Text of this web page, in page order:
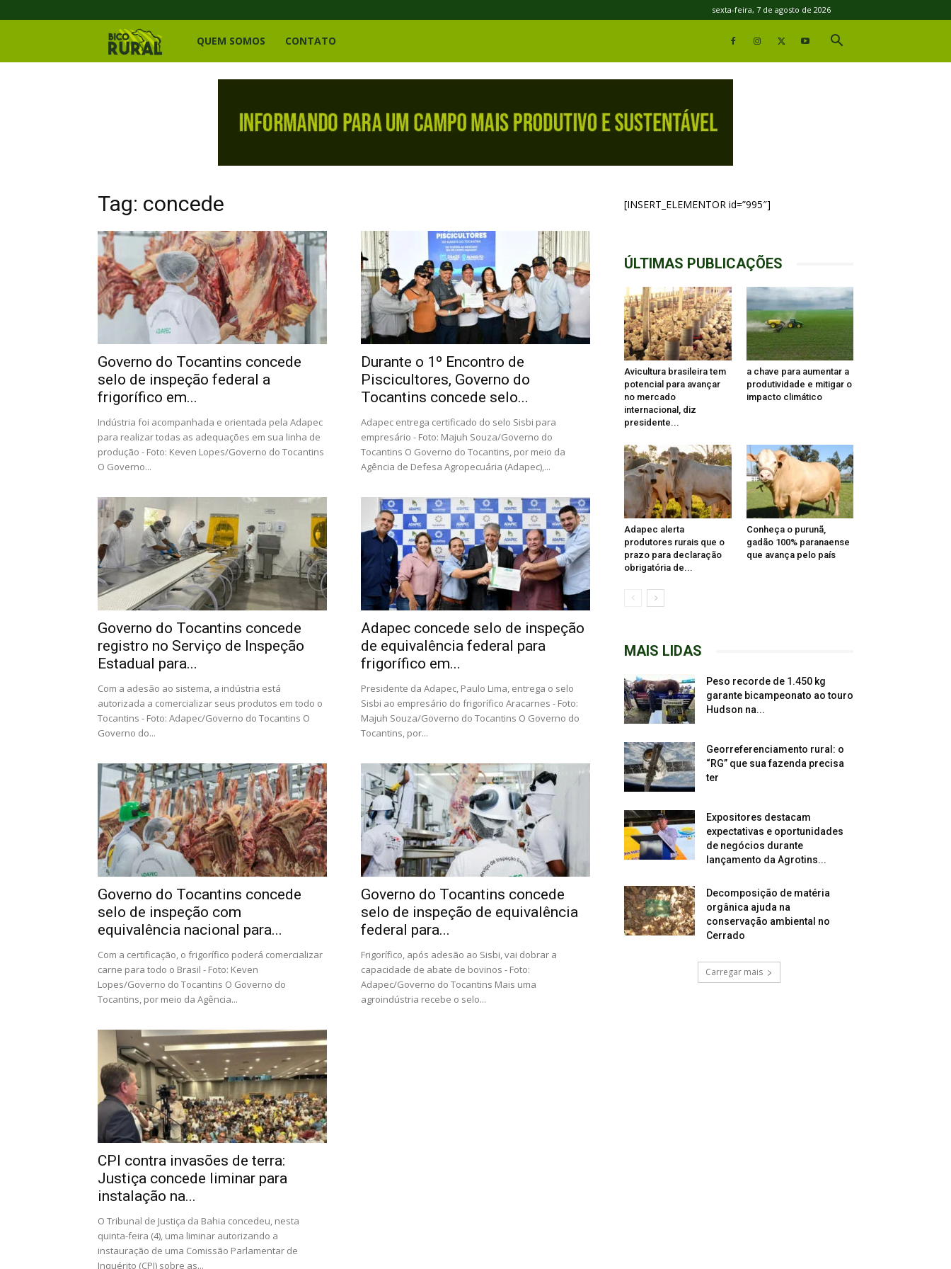
sexta-feira, 7 de agosto de 2026
Bico
QUEM SOMOS CONTATO
Tag: concede
Governo do Tocantins concede
selo de inspeção federal a
frigorífico em...
Indústria foi acompanhada e orientada pela Adapec
para realizar todas as adequações em sua linha de
produção - Foto: Keven Lopes/Governo do Tocantins
O Governo...
Durante o 1º Encontro de
Piscicultores, Governo do
Tocantins concede selo...
Adapec entrega certificado do selo Sisbi para
empresário - Foto: Majuh Souza/Governo do
Tocantins O Governo do Tocantins, por meio da
Agência de Defesa Agropecuária (Adapec),...
Governo do Tocantins concede
registro no Serviço de Inspeção
Estadual para...
Com a adesão ao sistema, a indústria está
autorizada a comercializar seus produtos em todo o
Tocantins - Foto: Adapec/Governo do Tocantins O
Governo do...
Adapec concede selo de inspeção
de equivalência federal para
frigorífico em...
Presidente da Adapec, Paulo Lima, entrega o selo
Sisbi ao empresário do frigorífico Aracarnes - Foto:
Majuh Souza/Governo do Tocantins O Governo do
Tocantins, por...
Governo do Tocantins concede
selo de inspeção com
equivalência nacional para...
Com a certificação, o frigorífico poderá comercializar
carne para todo o Brasil - Foto: Keven
Lopes/Governo do Tocantins O Governo do
Tocantins, por meio da Agência...
Governo do Tocantins concede
selo de inspeção de equivalência
federal para...
Frigorífico, após adesão ao Sisbi, vai dobrar a
capacidade de abate de bovinos - Foto:
Adapec/Governo do Tocantins Mais uma
agroindústria recebe o selo...
CPI contra invasões de terra:
Justiça concede liminar para
instalação na...
O Tribunal de Justiça da Bahia concedeu, nesta
quinta-feira (4), uma liminar autorizando a
instauração de uma Comissão Parlamentar de
Inquérito (CPI) sobre as...
[INSERT_ELEMENTOR id=”995″]
ÚLTIMAS PUBLICAÇÕES
Avicultura brasileira tem
potencial para avançar
no mercado
internacional, diz
presidente...
a chave para aumentar a
produtividade e mitigar o
impacto climático
Adapec alerta
produtores rurais que o
prazo para declaração
obrigatória de...
Conheça o purunã,
gadão 100% paranaense
que avança pelo país
MAIS LIDAS
Peso recorde de 1.450 kg
garante bicampeonato ao touro
Hudson na...
Georreferenciamento rural: o
“RG” que sua fazenda precisa
ter
Expositores destacam
expectativas e oportunidades
de negócios durante
lançamento da Agrotins...
Decomposição de matéria
orgânica ajuda na
conservação ambiental no
Cerrado
Carregar mais